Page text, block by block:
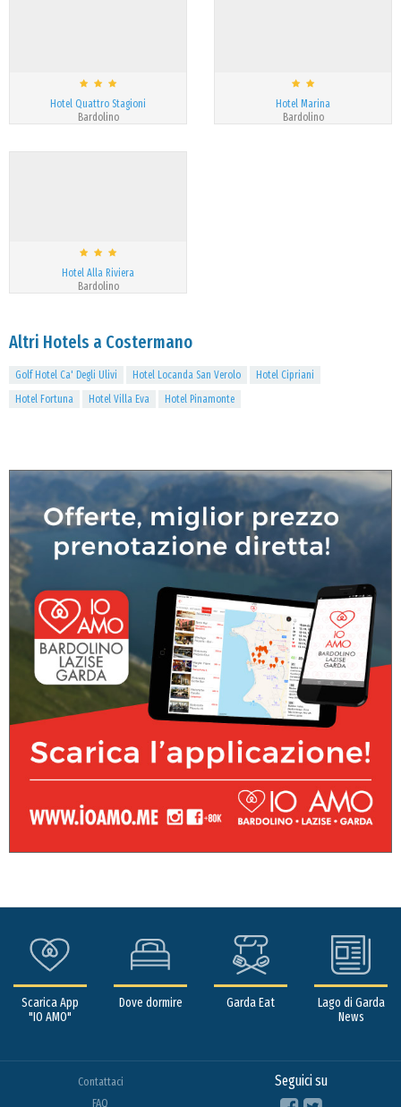
Hotel Quattro Stagioni
Bardolino
Hotel Marina
Bardolino
Hotel Alla Riviera
Bardolino
Altri Hotels a Costermano
Golf Hotel Ca' Degli Ulivi Hotel Locanda San Verolo
Hotel Cipriani
Hotel Fortuna
Hotel Villa Eva Hotel Pinamonte
Scarica App
"IO AMO"
Dove dormire Garda Eat
Lago di Garda
News
Contattaci
FAQ
Seguici su